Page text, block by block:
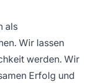
als
Wir lassen
werden. Wir
Erfolg und